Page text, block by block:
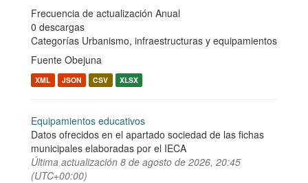
Frecuencia de actualización Anual
0 descargas
Categorías Urbanismo, infraestructuras y equipamientos
Fuente Obejuna
XML JSON CSV XLSX
Equipamientos educativos
Datos ofrecidos en el apartado sociedad de las fichas
municipales elaboradas por el IECA
Última actualización 8 de agosto de 2026, 20:45
(UTC+00:00)